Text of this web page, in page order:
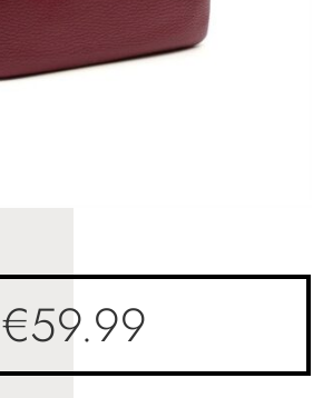
€59.99